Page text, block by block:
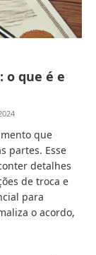
o que é e
que
partes. Esse
detalhes
de troca e
para
o acordo,